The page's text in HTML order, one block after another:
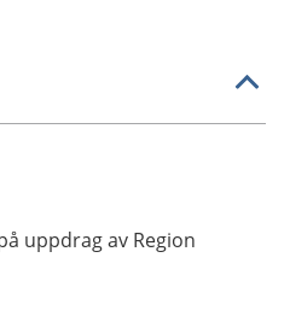
uppdrag av Region